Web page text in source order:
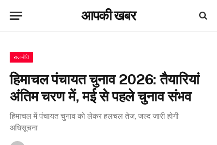
आपकी खबर
राजनीति
हिमाचल पंचायत चुनाव 2026: तैयारियां
अंतिम चरण में, मई से पहले चुनाव संभव
हिमाचल में पंचायत चुनाव को लेकर हलचल तेज, जल्द जारी होगी
अधिसूचना